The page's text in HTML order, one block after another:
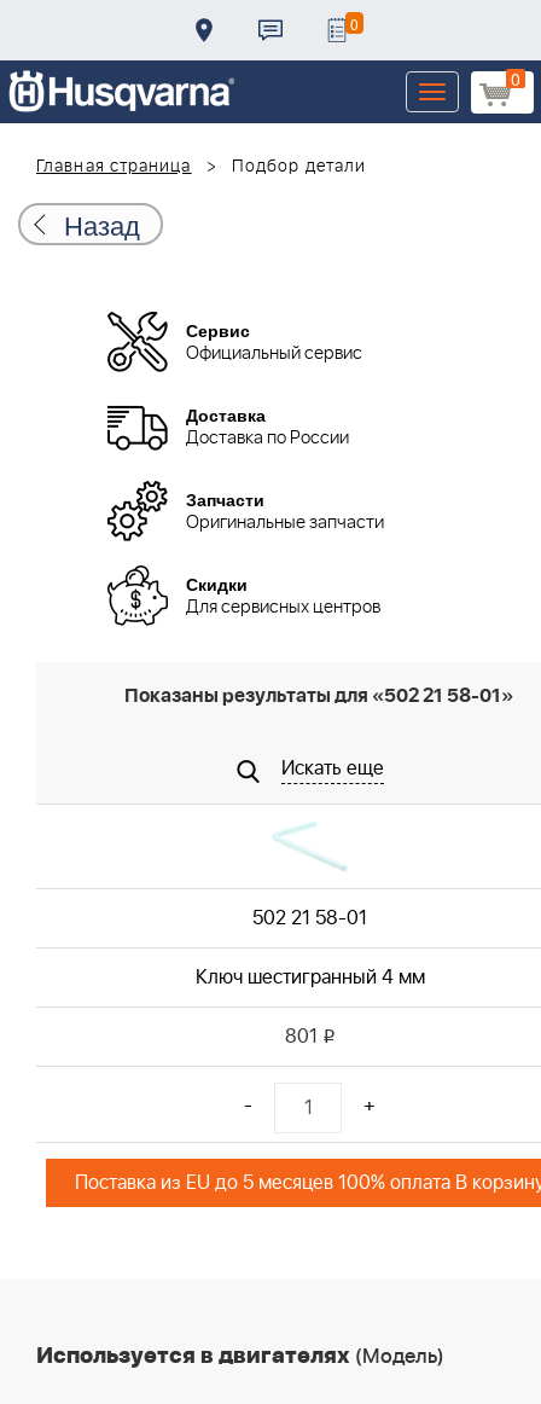
0
0
Toggle
navigation
Главная страница
Подбор детали
Назад
Сервис
Официальный сервис
Доставка
Доставка по России
Запчасти
Оригинальные запчасти
Скидки
Для сервисных центров
Показаны результаты для «502 21 58-01»
Искать еще
502 21 58-01
Ключ шестигранный 4 мм
801 i
- +
Поставка из EU до 5 месяцев 100% оплата В
Используется в двигателях (Модель)